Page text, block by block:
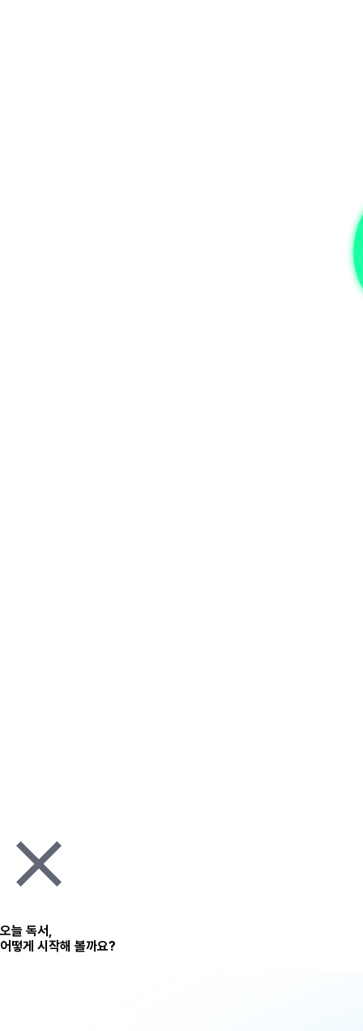
오늘 독서,
어떻게 시작해 볼까요?